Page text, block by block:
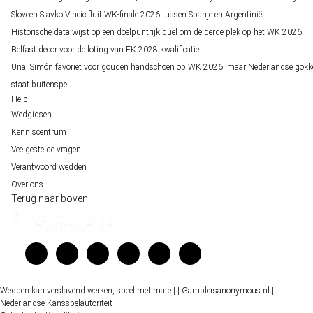
Sloveen Slavko Vincic fluit WK-finale 2026 tussen Spanje en Argentinië
Historische data wijst op een doelpuntrijk duel om de derde plek op het WK 2026
Belfast decor voor de loting van EK 2028 kwalificatie
Unai Simón favoriet voor gouden handschoen op WK 2026, maar Nederlandse
staat buitenspel
Help
Wedgidsen
Kenniscentrum
Veelgestelde vragen
Verantwoord wedden
Over ons
Terug naar boven
Wedden kan verslavend werken, speel met mate | | Gamblersanonymous.nl
Nederlandse Kansspelautoriteit